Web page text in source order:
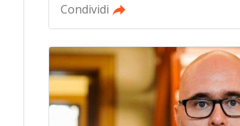
Condividi